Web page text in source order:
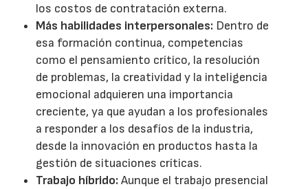
los costos de contratación externa.
Más habilidades interpersonales: Dentro de
esa formación continua, competencias
como el pensamiento crítico, la resolución
de problemas, la creatividad y la inteligencia
emocional adquieren una importancia
creciente, ya que ayudan a los profesionales
a responder a los desafíos de la industria,
desde la innovación en productos hasta la
gestión de situaciones críticas.
Trabajo híbrido: Aunque el trabajo presencial